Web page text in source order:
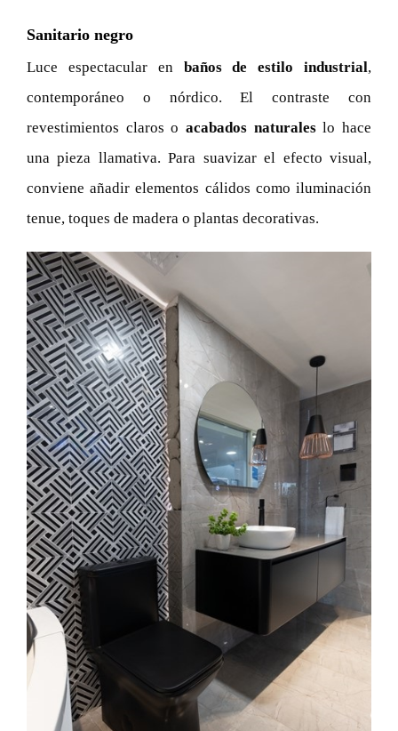
Sanitario negro
Luce espectacular en baños de estilo industrial,
contemporáneo o nórdico. El contraste con
revestimientos claros o acabados naturaleslo hace
una pieza llamativa. Para suavizar el efecto visual,
conviene añadir elementos cálidos como iluminación
tenue, toques de madera o plantas decorativas.